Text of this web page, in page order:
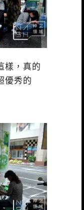
樣，真的
優秀的